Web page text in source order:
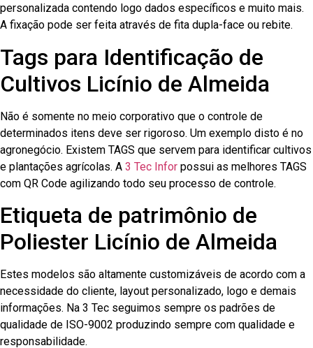
personalizada contendo logo dados específicos e muito mais.
A fixação pode ser feita através de fita dupla-face ou rebite.
Tags para Identificação de
Cultivos Licínio de Almeida
Não é somente no meio corporativo que o controle de
determinados itens deve ser rigoroso. Um exemplo disto é no
agronegócio. Existem TAGS que servem para identificar cultivos
e plantações agrícolas. A 3 Tec Infor possui as melhores TAGS
com QR Code agilizando todo seu processo de controle.
Etiqueta de patrimônio de
Poliester Licínio de Almeida
Estes modelos são altamente customizáveis de acordo com a
necessidade do cliente, layout personalizado, logo e demais
informações. Na 3 Tec seguimos sempre os padrões de
qualidade de ISO-9002 produzindo sempre com qualidade e
responsabilidade.